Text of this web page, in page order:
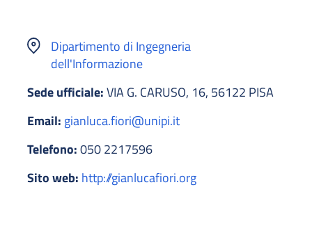
Dipartimento di Ingegneria
dell'Informazione
Sede ufficiale:VIA G. CARUSO, 16, 56122 PISA
Email: gianluca.fiori@unipi.it
Telefono:050 2217596
Sito web: http://gianlucafiori.org